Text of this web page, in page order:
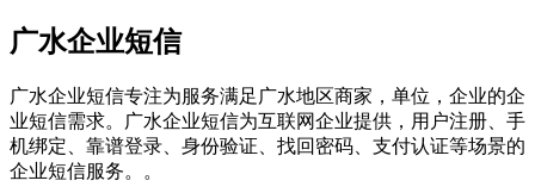
广水企业短信
广水企业短信专注为服务满足广水地区商家，单位，企业的企
业短信需求。广水企业短信为互联网企业提供，用户注册、手
机绑定、靠谱登录、身份验证、找回密码、支付认证等场景的
企业短信服务。。